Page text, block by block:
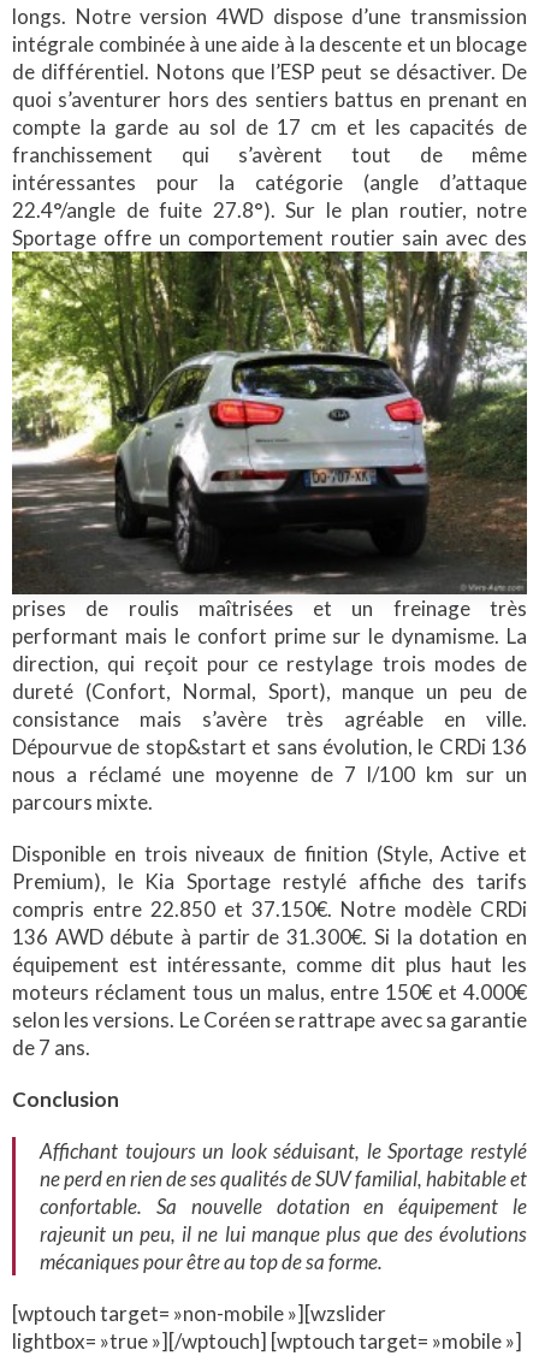
longs. Notre version 4WD dispose d’une transmission
intégrale combinée à une aide à la descente et un blocage
de différentiel. Notons que l’ESP peut se désactiver. De
quoi s’aventurer hors des sentiers battus en prenant en
compte la garde au sol de 17 cm et les capacités de
franchissement qui s’avèrent tout de même
intéressantes pour la catégorie (angle d’attaque
22.4°/angle de fuite 27.8°). Sur le plan routier, notre
Sportage offre un comportement routier sain avec des
prises de roulis maîtrisées et un freinage très
performant mais le confort prime sur le dynamisme. La
direction, qui reçoit pour ce restylage trois modes de
dureté (Confort, Normal, Sport), manque un peu de
consistance mais s’avère très agréable en ville.
Dépourvue de stop&start et sans évolution, le CRDi 136
nous a réclamé une moyenne de 7 l/100 km sur un
parcours mixte.
Disponible en trois niveaux de finition (Style, Active et
Premium), le Kia Sportage restylé affiche des tarifs
compris entre 22.850 et 37.150€. Notre modèle CRDi
136 AWD débute à partir de 31.300€. Si la dotation en
équipement est intéressante, comme dit plus haut les
moteurs réclament tous un malus, entre 150€ et 4.000€
selon les versions. Le Coréen se rattrape avec sa garantie
de 7 ans.
Conclusion
Affichant toujours un look séduisant, le Sportage restylé
ne perd en rien de ses qualités de SUV familial, habitable et
confortable. Sa nouvelle dotation en équipement le
rajeunit un peu, il ne lui manque plus que des évolutions
mécaniques pour être au top de sa forme.
[wptouch target= »non-mobile »][wzslider
lightbox= »true »][/wptouch] [wptouch target= »mobile »]